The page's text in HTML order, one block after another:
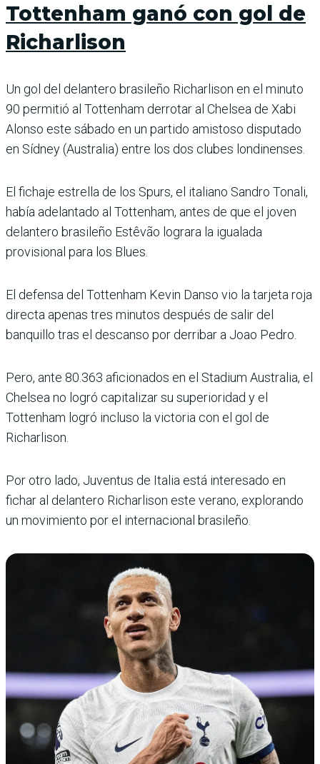
Tottenham ganó con gol de
Richarlison
Un gol del delantero brasileño Richarlison en el minuto
90 permitió al Tottenham derrotar al Chelsea de Xabi
Alonso este sábado en un partido amistoso disputado
en Sídney (Australia) entre los dos clubes londinenses.
El fichaje estrella de los Spurs, el italiano Sandro Tonali,
había adelantado al Tottenham, antes de que el joven
delantero brasileño Estêvão lograra la igualada
provisional para los Blues.
El defensa del Tottenham Kevin Danso vio la tarjeta roja
directa apenas tres minutos después de salir del
banquillo tras el descanso por derribar a Joao Pedro.
Pero, ante 80.363 aficionados en el Stadium Australia, el
Chelsea no logró capitalizar su superioridad y el
Tottenham logró incluso la victoria con el gol de
Richarlison.
Por otro lado, Juventus de Italia está interesado en
fichar al delantero Richarlison este verano, explorando
un movimiento por el internacional brasileño.